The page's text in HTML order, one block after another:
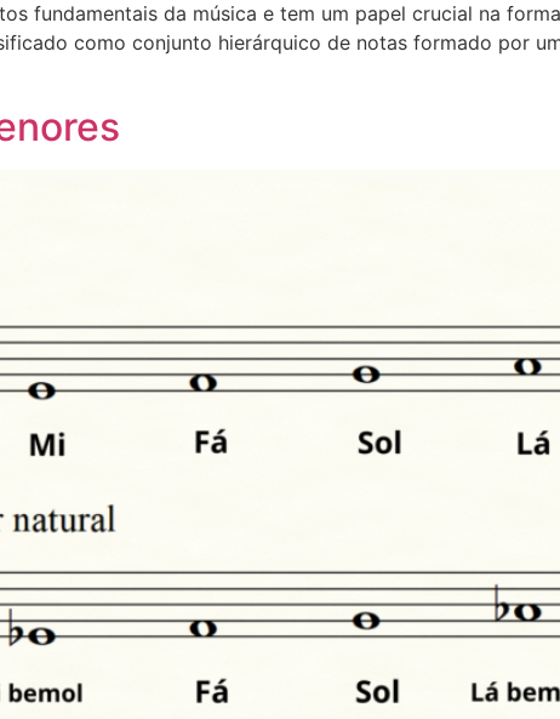
fundamentais da música e tem um papel crucial na
como conjunto hierárquico de notas formado por